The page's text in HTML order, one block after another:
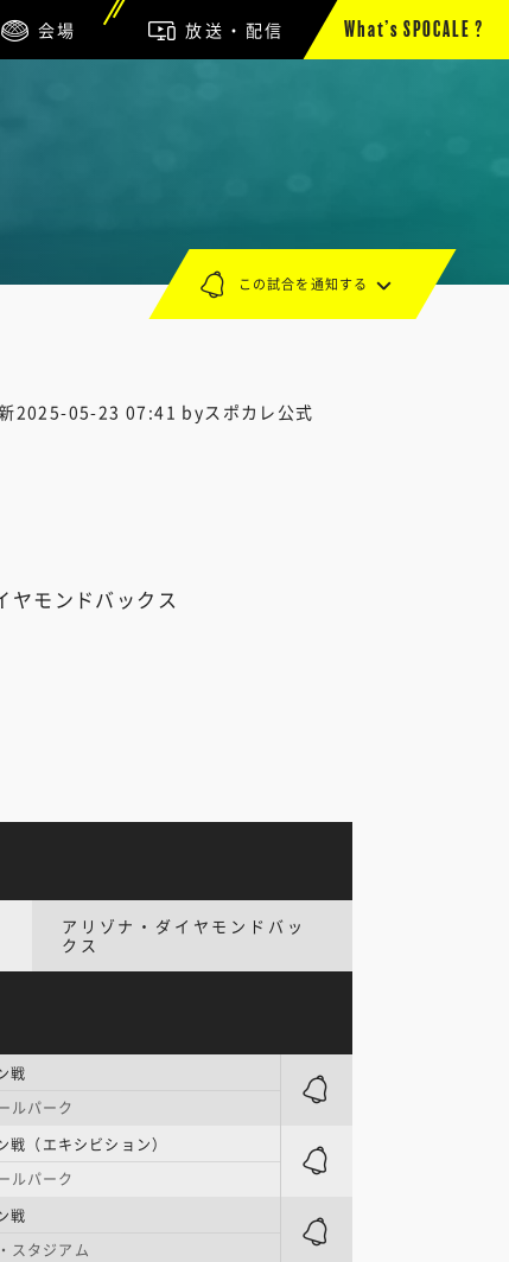
会場 放送・配信 What’s SPOCALE ?
2025-05-23 07:41 byスポカレ公式
ヤモンドバックス
この試合を通知する
アリゾナ・ダイヤモンドバッ
クス
戦
ルパーク
エキシビション）
ルパーク
戦
スタジアム